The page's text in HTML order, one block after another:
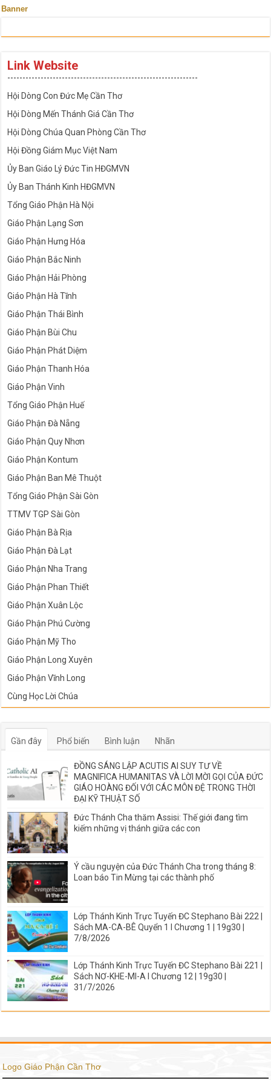
Banner
Link Website
---------------------------------------------------------------
Hội Dòng Con Đức Mẹ Cần Thơ
Hội Dòng Mến Thánh Giá Cần Thơ
Hội Dòng Chúa Quan Phòng Cần Thơ
Hội Đồng Giám Mục Việt Nam
Ủy Ban Giáo Lý Đức Tin HĐGMVN
Ủy Ban Thánh Kinh HĐGMVN
Tổng Giáo Phận Hà Nội
Giáo Phận Lạng Sơn
Giáo Phận Hưng Hóa
Giáo Phận Bắc Ninh
Giáo Phận Hải Phòng
Giáo Phận Hà Tĩnh
Giáo Phận Thái Bình
Giáo Phận Bùi Chu
Giáo Phận Phát Diệm
Giáo Phận Thanh Hóa
Giáo Phận Vinh
Tổng Giáo Phận Huế
Giáo Phận Đà Nẵng
Giáo Phận Quy Nhơn
Giáo Phận Kontum
Giáo Phận Ban Mê Thuột
Tổng Giáo Phận Sài Gòn
TTMV TGP Sài Gòn
Giáo Phận Bà Rịa
Giáo Phận Đà Lạt
Giáo Phận Nha Trang
Giáo Phận Phan Thiết
Giáo Phận Xuân Lộc
Giáo Phận Phú Cường
Giáo Phận Mỹ Tho
Giáo Phận Long Xuyên
Giáo Phận Vĩnh Long
Cùng Học Lời Chúa
Gần đây Phổ biến Bình luận Nhãn
ĐỒNG SÁNG LẬP ACUTIS AI SUY TƯ VỀ
MAGNIFICA HUMANITAS VÀ LỜI MỜI GỌI CỦA ĐỨC
GIÁO HOÀNG ĐỐI VỚI CÁC MÔN ĐỆ TRONG THỜI
ĐẠI KỸ THUẬT SỐ
Đức Thánh Cha thăm Assisi: Thế giới đang tìm
kiếm những vị thánh giữa các con
Ý cầu nguyện của Đức Thánh Cha trong tháng 8:
Loan báo Tin Mừng tại các thành phố
Lớp Thánh Kinh Trực Tuyến ĐC Stephano Bài 222 |
Sách MA-CA-BÊ Quyển 1 I Chương 1 | 19g30 |
7/8/2026
Lớp Thánh Kinh Trực Tuyến ĐC Stephano Bài 221 |
Sách NƠ-KHE-MI-A I Chương 12 | 19g30 |
31/7/2026
Logo Giáo Phận Cần Thơ